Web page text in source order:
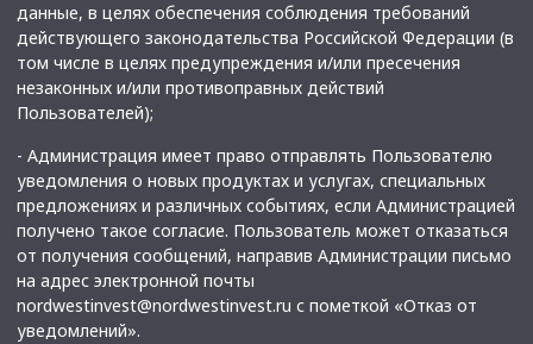
данные, в целях обеспечения соблюдения требований
действующего законодательства Российской Федерации (в
том числе в целях предупреждения и/или пресечения
незаконных и/или противоправных действий
Пользователей);
- Администрация имеет право отправлять Пользователю
уведомления о новых продуктах и услугах, специальных
предложениях и различных событиях, если Администрацией
получено такое согласие. Пользователь может отказаться
от получения сообщений, направив Администрации письмо
на адрес электронной почты
nordwestinvest@nordwestinvest.ru с пометкой «Отказ от
уведомлений».